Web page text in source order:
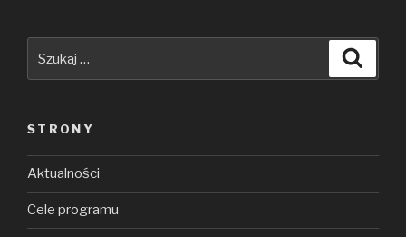
STRONY
Aktualności
Cele programu